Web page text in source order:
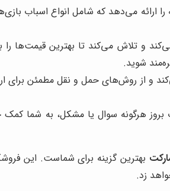
ارائه می‌دهد که شامل انواع اسباب
و تلاش می‌کند تا بهترین قیمت‌ها
شوید.
و از روش‌های حمل و نقل مطمئن برای
هرگونه سوال یا مشکل، به شما کمک
بهترین گزینه برای شماست. این
زد.